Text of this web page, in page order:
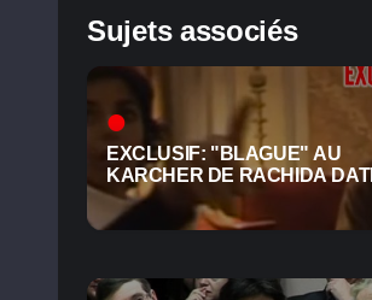
Sujets associés
EXCLUSIF: "BLAGUE" AU
KARCHER DE RACHIDA DATI